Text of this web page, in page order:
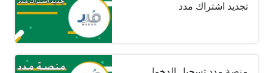
تجديد اشتراك مدد